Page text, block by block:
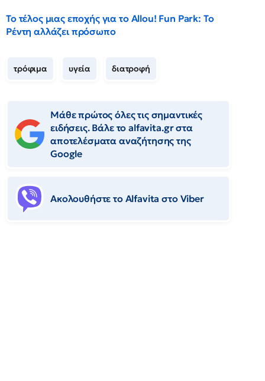
Το τέλος μιας εποχής για το Allou! Fun Park: Το
Ρέντη αλλάζει πρόσωπο
τρόφιμα υγεία διατροφή
Μάθε πρώτος όλες τις σημαντικές
ειδήσεις. Βάλε το alfavita.gr στα
αποτελέσματα αναζήτησης της
Google
Ακολουθήστε το Αlfavita στο Viber